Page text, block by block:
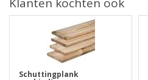
Schuttingplank